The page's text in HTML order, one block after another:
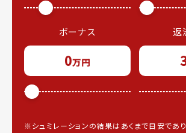
ボーナス
0万円
返
※シュミレーションの結果はあくまで目安であ